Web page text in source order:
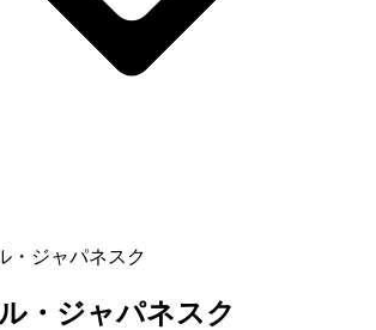
・ジャパネスク
・ジャパネスク